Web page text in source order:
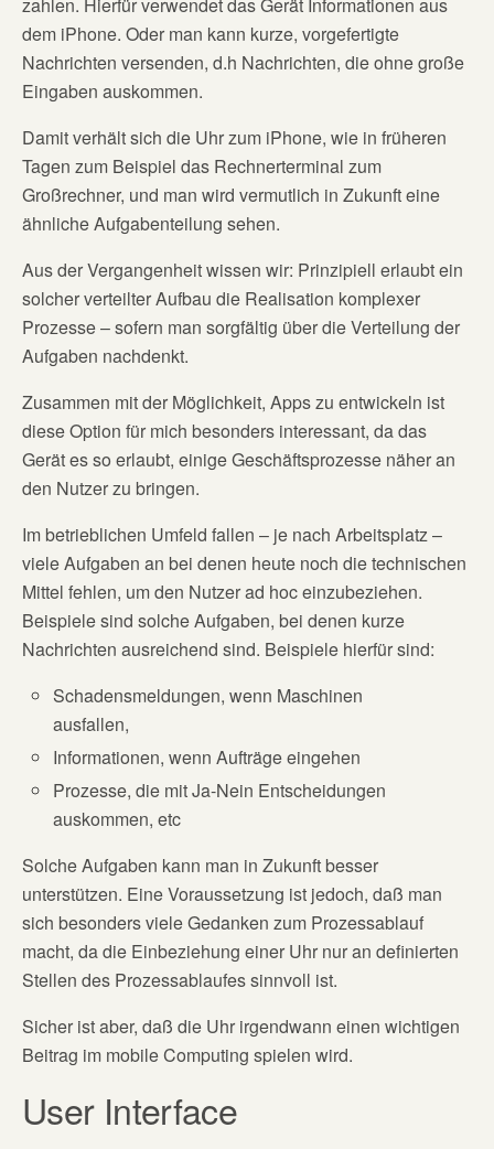
dem iPhone. Oder man kann kurze, vorgefertigte
Nachrichten versenden, d.h Nachrichten, die ohne große
Eingaben auskommen.
Damit verhält sich die Uhr zum iPhone, wie in früheren
Tagen zum Beispiel das Rechnerterminal zum
Großrechner, und man wird vermutlich in Zukunft eine
ähnliche Aufgabenteilung sehen.
Aus der Vergangenheit wissen wir: Prinzipiell erlaubt ein
solcher verteilter Aufbau die Realisation komplexer
Prozesse – sofern man sorgfältig über die Verteilung der
Aufgaben nachdenkt.
Zusammen mit der Möglichkeit, Apps zu entwickeln ist
diese Option für mich besonders interessant, da das
Gerät es so erlaubt, einige Geschäftsprozesse näher an
den Nutzer zu bringen.
Im betrieblichen Umfeld fallen – je nach Arbeitsplatz –
viele Aufgaben an bei denen heute noch die technischen
Mittel fehlen, um den Nutzer ad hoc einzubeziehen.
Beispiele sind solche Aufgaben, bei denen kurze
Nachrichten ausreichend sind. Beispiele hierfür sind:
Schadensmeldungen, wenn Maschinen
ausfallen,
Informationen, wenn Aufträge eingehen
Prozesse, die mit Ja-Nein Entscheidungen
auskommen, etc
Solche Aufgaben kann man in Zukunft besser
unterstützen. Eine Voraussetzung ist jedoch, daß man
sich besonders viele Gedanken zum Prozessablauf
macht, da die Einbeziehung einer Uhr nur an definierten
Stellen des Prozessablaufes sinnvoll ist.
Sicher ist aber, daß die Uhr irgendwann einen wichtigen
Beitrag im mobile Computing spielen wird.
User Interface